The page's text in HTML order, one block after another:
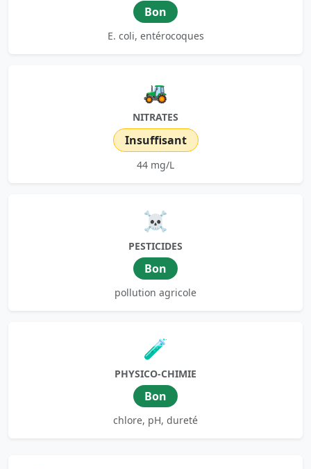
Bon
E. coli, entérocoques
🚜
NITRATES
Insuffisant
44 mg/L
☠️
PESTICIDES
Bon
pollution agricole
🧪
PHYSICO-CHIMIE
Bon
chlore, pH, dureté